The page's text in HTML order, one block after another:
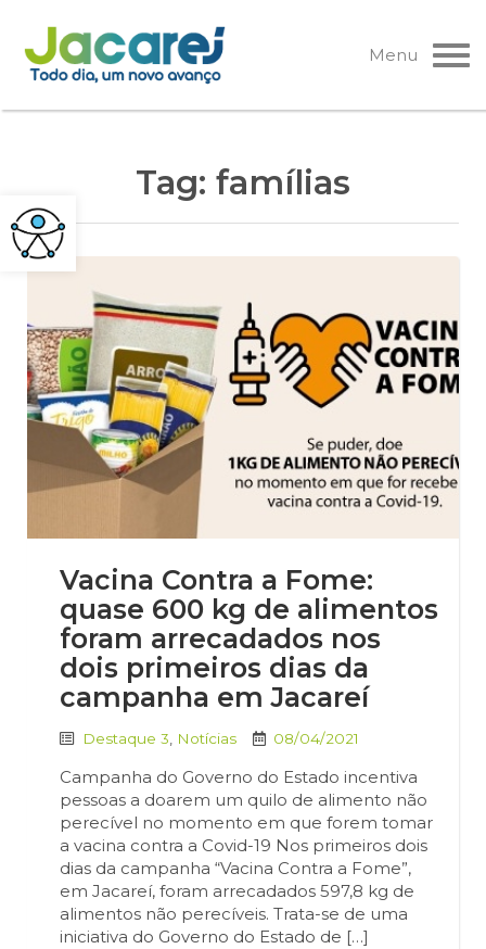
Pular
para
o
Menu
Tag: famílias
Vacina Contra a Fome:
quase 600 kg de alimentos
foram arrecadados nos
dois primeiros dias da
campanha em Jacareí
Destaque 3 Notícias 08/04/2021
Campanha do Governo do Estado incentiva
pessoas a doarem um quilo de alimento não
perecível no momento em que forem tomar
a vacina contra a Covid-19 Nos primeiros dois
dias da campanha “Vacina Contra a Fome”,
em Jacareí, foram arrecadados 597,8 kg de
alimentos não perecíveis. Trata-se de uma
iniciativa do Governo do Estado de […]